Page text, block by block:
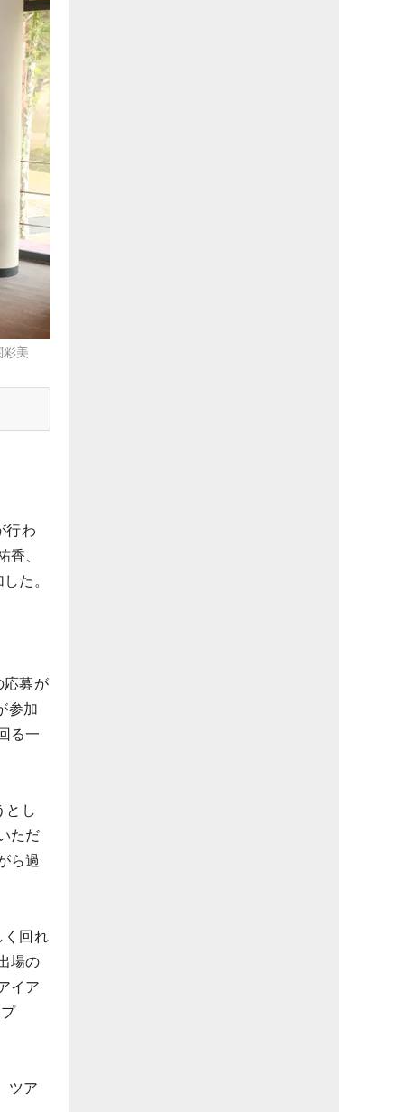
美
行わ
、
た。
応募が
参加
る一
とし
ただ
ら過
く回れ
場の
イア
ツア